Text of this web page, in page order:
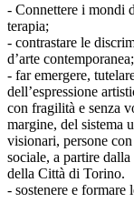
- Connettere i mondi
terapia;
- contrastare le
d’arte contemporanea;
- far emergere,
dell’espressione
con fragilità e senza
margine, del sistema
visionari, persone
sociale, a partire
della Città di Torino.
- sostenere e formare